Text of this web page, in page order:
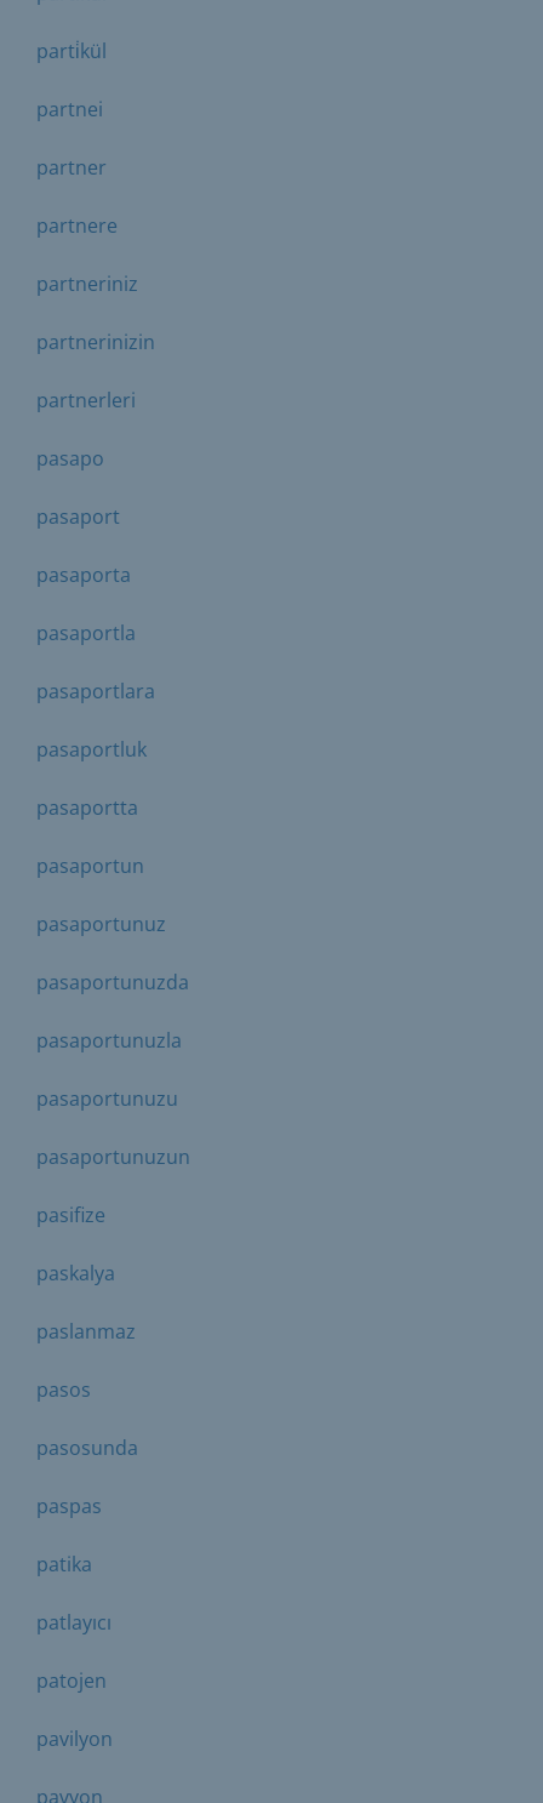
parti̇kül
partnei
partner
partnere
partneriniz
partnerinizin
partnerleri
pasapo
pasaport
pasaporta
pasaportla
pasaportlara
pasaportluk
pasaportta
pasaportun
pasaportunuz
pasaportunuzda
pasaportunuzla
pasaportunuzu
pasaportunuzun
pasifize
paskalya
paslanmaz
pasos
pasosunda
paspas
patika
patlayıcı
patojen
pavilyon
pavyon